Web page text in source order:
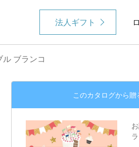
法人ギフト
ブランコ
このカタログから贈